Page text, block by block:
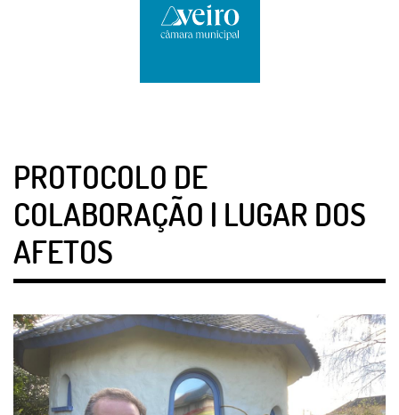
PROTOCOLO DE
COLABORAÇÃO | LUGAR DOS
AFETOS